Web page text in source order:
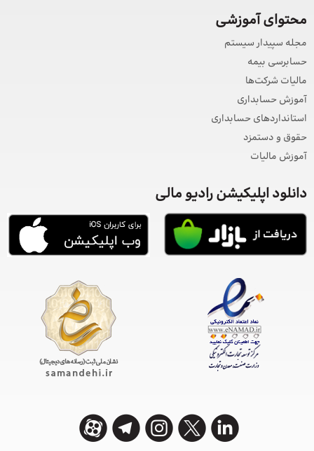
محتوای آموزشی
مجله سپیدار سیستم
حسابرسی بیمه
مالیات شرکت‌ها
آموزش حسابداری
استانداردهای حسابداری
حقوق و دستمزد
آموزش مالیات
دانلود اپلیکیشن رادیو مالی